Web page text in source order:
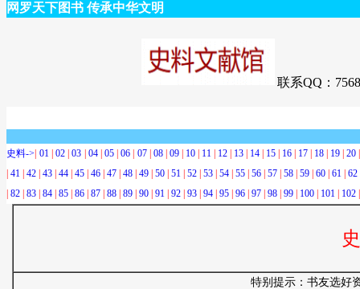
网罗天下图书 传承中华文明
联系QQ：
史料-> 01 02 03 04 05 06 07 08 09 10 11 12 13 14 15 16 17 18 19 20
41 42 43 44 45 46 47 48 49 50 51 52 53 54 55 56 57 58 59 60 61 62
82 83 84 85 86 87 88 89 90 91 92 93 94 95 96 97 98 99 100 101 102
特别提示：书友选好